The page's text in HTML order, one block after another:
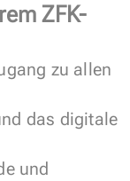
ZFK-
zu allen
das digitale
und